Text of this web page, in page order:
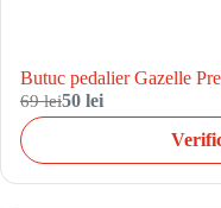
Butuc pedalier Gazelle
69 lei50 lei